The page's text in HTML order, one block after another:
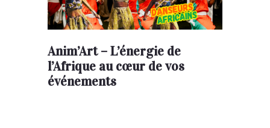
Anim’Art – L’énergie de
l’Afrique au cœur de vos
événements